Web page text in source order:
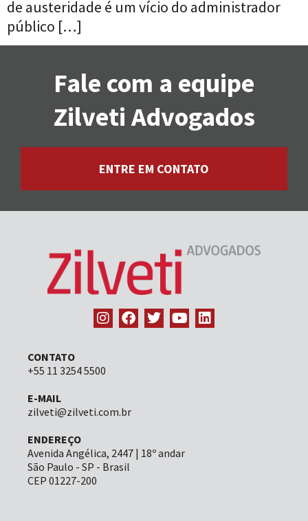
de austeridade é um vício do administrador
público […]
Fale com a equipe
Zilveti Advogados
ENTRE EM CONTATO
CONTATO
+55 11 3254 5500
E-MAIL
zilveti@zilveti.com.br
ENDEREÇO
Avenida Angélica, 2447 | 18º andar
São Paulo - SP - Brasil
CEP 01227-200